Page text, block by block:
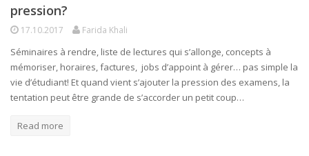
pression?
17.10.2017 Farida Khali
Séminaires à rendre, liste de lectures qui s’allonge, concepts à
mémoriser, horaires, factures, jobs d’appoint à gérer… pas simple la
vie d’étudiant! Et quand vient s’ajouter la pression des examens, la
tentation peut être grande de s’accorder un petit coup…
Read more